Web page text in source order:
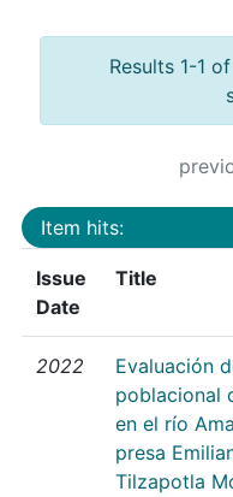
Results 1-1
Item hits:
Issue
Date
Title
2022
Evaluación
poblacional
en el río
presa
Tilzapotla